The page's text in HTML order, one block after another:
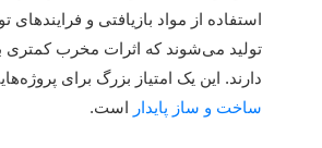
استفاده از مواد بازیافتی و فرایندهای
تولید می‌شوند که اثرات مخرب
دارند. این یک امتیاز بزرگ برای
ساخت و ساز پایدار است.